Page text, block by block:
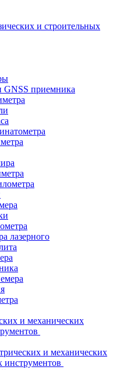
и строительных
GNSS приемника
лазерного
и механических
и механических
инструментов